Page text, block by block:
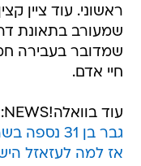
ראשוני. עוד ציין
שמעורב בתאונת
שמדובר בעבירה
חיי אדם.
עוד בוואלה!NEWS:
גבר בן 31 נספה בשריפה בבית פרטי באילת
אז למה לעזאזל